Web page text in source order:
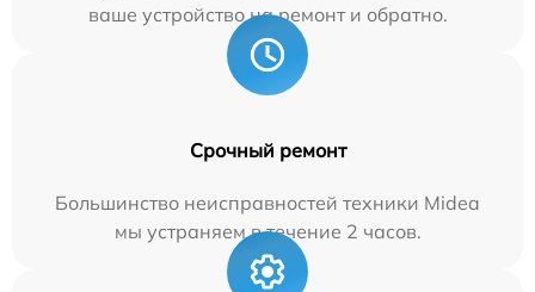
ваше устройство на ремонт и обратно.
Срочный ремонт
Большинство неисправностей техники Midea
мы устраняем в течение 2 часов.